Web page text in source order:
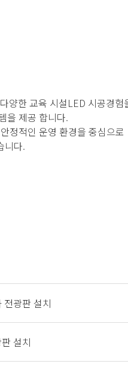
양한 교육 시설LED 시공경험
을 제공 합니다.
정적인 운영 환경을 중심으로
니다.
광판 설치
설치